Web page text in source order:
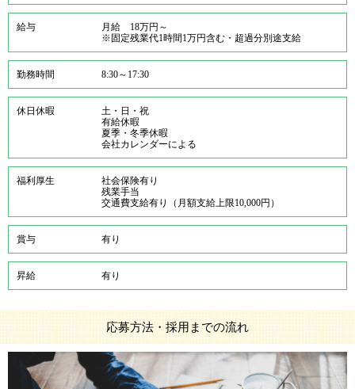
給与
月給 18万円～
※固定残業代1時間1万円含む・超過分別途支給
勤務時間 8:30～17:30
休日休暇
土・日・祝
有給休暇
夏季・冬季休暇
会社カレンダーによる
福利厚生
社会保険有り
残業手当
交通費支給有り（月額支給上限10,000円）
賞与 有り
昇給 有り
応募方法・採用までの流れ